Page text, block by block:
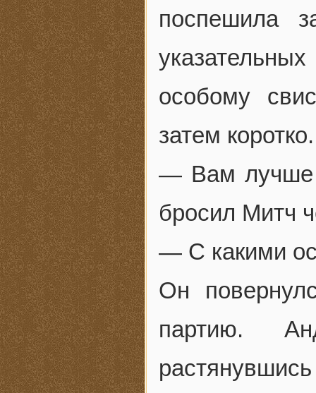
поспешила
особому
затем
— Вам лучше
бросил Митч
— С какими
Он
партию.